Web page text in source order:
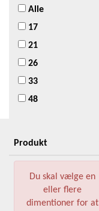
Alle
17
21
26
33
48
Produkt
Du skal vælge en
eller flere
dimentioner for at